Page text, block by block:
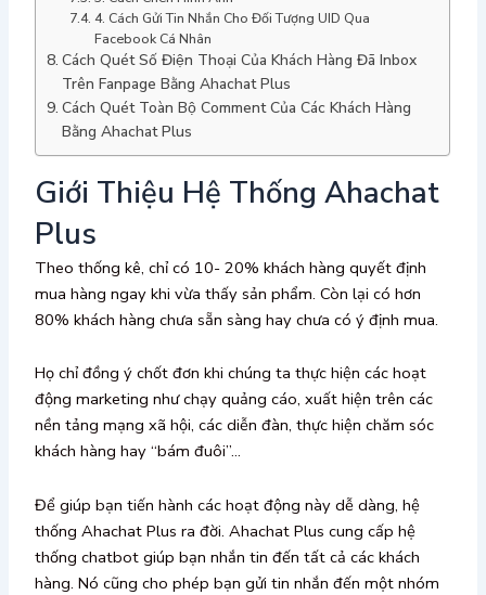
4. Cách Gửi Tin Nhắn Cho Đối Tượng UID Qua
Facebook Cá Nhân
Cách Quét Số Điện Thoại Của Khách Hàng Đã Inbox
Trên Fanpage Bằng Ahachat Plus
Cách Quét Toàn Bộ Comment Của Các Khách Hàng
Bằng Ahachat Plus
Giới Thiệu Hệ Thống Ahachat
Plus
Theo thống kê, chỉ có 10- 20% khách hàng quyết định
mua hàng ngay khi vừa thấy sản phẩm. Còn lại có hơn
80% khách hàng chưa sẵn sàng hay chưa có ý định mua.
Họ chỉ đồng ý chốt đơn khi chúng ta thực hiện các hoạt
động marketing như chạy quảng cáo, xuất hiện trên các
nền tảng mạng xã hội, các diễn đàn, thực hiện chăm sóc
khách hàng hay “bám đuôi”…
Để giúp bạn tiến hành các hoạt động này dễ dàng, hệ
thống Ahachat Plus ra đời. Ahachat Plus cung cấp hệ
thống chatbot giúp bạn nhắn tin đến tất cả các khách
hàng. Nó cũng cho phép bạn gửi tin nhắn đến một nhóm